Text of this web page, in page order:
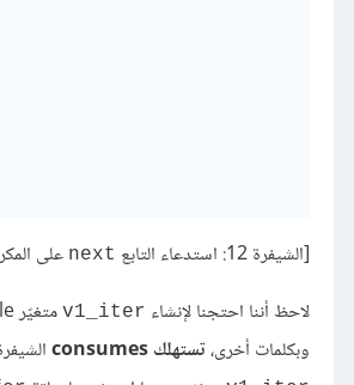
[الشيفرة 12: استدعاء التابع next على
لاحظ أننا احتجنا لإنشاء v1_iter متغيّر mutable، إذ يغيّر استدعاء التابع
وبكلمات أخرى،تستهلك consumes